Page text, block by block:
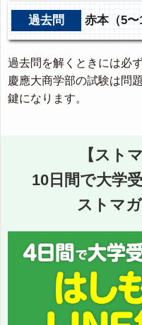
過去問 赤本（5〜
過去問を解くときには必
慶應大商学部の試験は問
鍵になります。
【スト
10日間で大学
ストマ